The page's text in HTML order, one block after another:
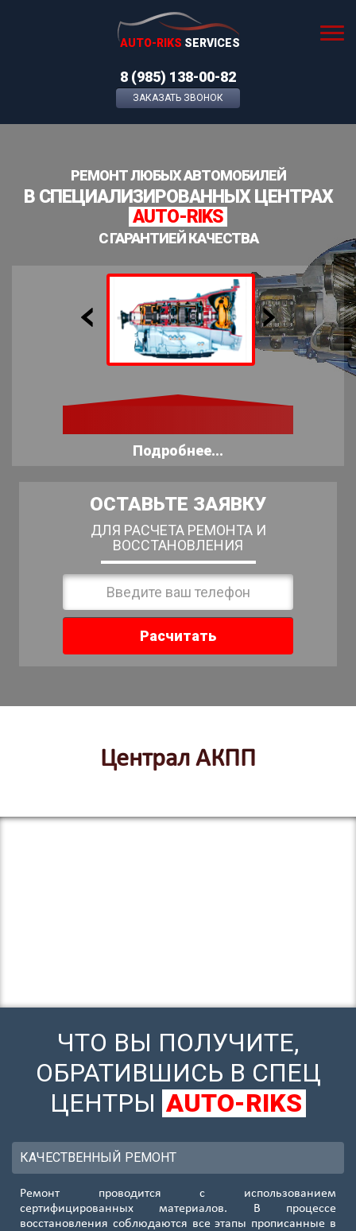
AUTO-RIKS SERVICES
8 (985) 138-00-82
ЗАКАЗАТЬ ЗВОНОК
РЕМОНТ ЛЮБЫХ АВТОМОБИЛЕЙ
В СПЕЦИАЛИЗИРОВАННЫХ ЦЕНТРАХ
AUTO-RIKS
С ГАРАНТИЕЙ КАЧЕСТВА
Подробнее...
ОСТАВЬТЕ ЗАЯВКУ
ДЛЯ РАСЧЕТА РЕМОНТА И
ВОССТАНОВЛЕНИЯ
Расчитать
Централ АКПП
ЧТО ВЫ ПОЛУЧИТЕ,
ОБРАТИВШИСЬ В СПЕЦ
ЦЕНТРЫ AUTO-RIKS
КАЧЕСТВЕННЫЙ РЕМОНТ
Ремонт проводится с использованием
сертифицированных материалов. В процессе
восстановления соблюдаются все этапы прописанные в